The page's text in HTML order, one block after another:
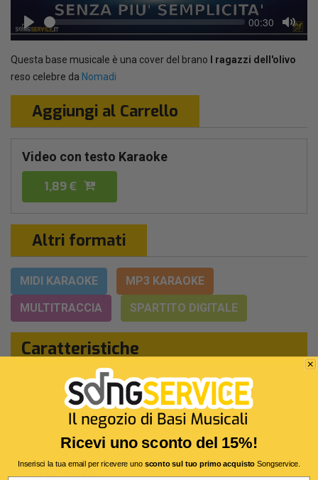
Play
Seek Current
time
00:30
Mute
Questa base musicale è una cover del brano
I ragazzi dell'olivo
reso celebre da Nomadi
Aggiungi al Carrello
Video con testo Karaoke
1,89 €
Altri formati
MIDI KARAOKE
MP3 KARAOKE
MULTITRACCIA
SPARTITO DIGITALE
Caratteristiche
Interprete Originale:Nomadi
Cantautori Italiani
G.Carletti - O.Veroli - A.Daolio
2 Min 43 Sec
Segnatura:4/4
Ricevi uno sconto del 15%!
Inserisci la tua email per ricevere uno sconto sul tuo primo acquistoSongservice.